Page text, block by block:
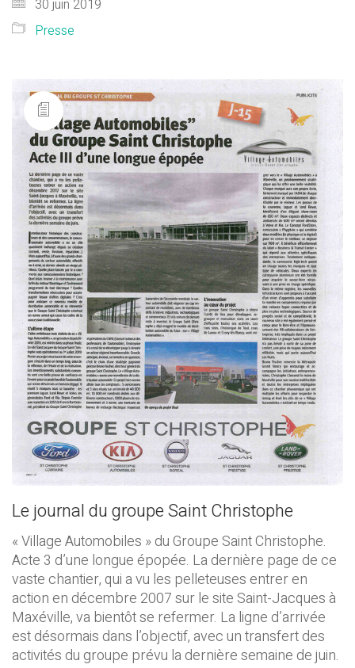
30 juin 2019
Presse
Le journal du groupe Saint Christophe
« Village Automobiles » du Groupe Saint Christophe.
Acte 3 d’une longue épopée. La dernière page de ce
vaste chantier, qui a vu les pelleteuses entrer en
action en décembre 2007 sur le site Saint-Jacques à
Maxéville, va bientôt se refermer. La ligne d’arrivée
est désormais dans l’objectif, avec un transfert des
activités du groupe prévu la dernière semaine de juin.